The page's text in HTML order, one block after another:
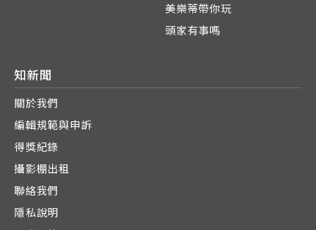
美樂蒂帶你玩
頭家有事嗎
知新聞
關於我們
編輯規範與申訴
得獎紀錄
攝影棚出租
聯絡我們
隱私說明